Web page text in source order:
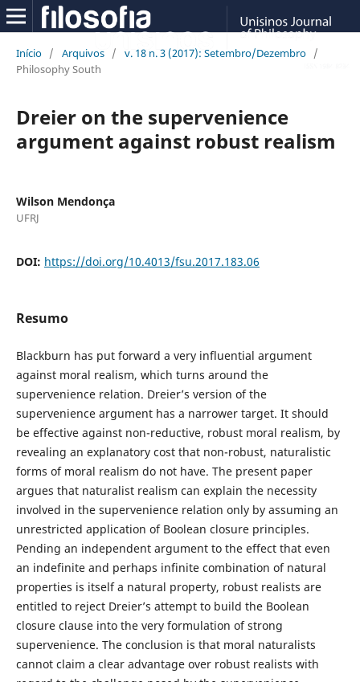
Início / Arquivos / v. 18 n. 3 (2017): Setembro/Dezembro /
Philosophy South
Dreier on the supervenience
argument against robust realism
Wilson Mendonça
UFRJ
DOI: https://doi.org/10.4013/fsu.2017.183.06
Resumo
Blackburn has put forward a very influential argument
against moral realism, which turns around the
supervenience relation. Dreier’s version of the
supervenience argument has a narrower target. It should
be effective against non-reductive, robust moral realism, by
revealing an explanatory cost that non-robust, naturalistic
forms of moral realism do not have. The present paper
argues that naturalist realism can explain the necessity
involved in the supervenience relation only by assuming an
unrestricted application of Boolean closure principles.
Pending an independent argument to the effect that even
an indefinite and perhaps infinite combination of natural
properties is itself a natural property, robust realists are
entitled to reject Dreier’s attempt to build the Boolean
closure clause into the very formulation of strong
supervenience. The conclusion is that moral naturalists
cannot claim a clear advantage over robust realists with